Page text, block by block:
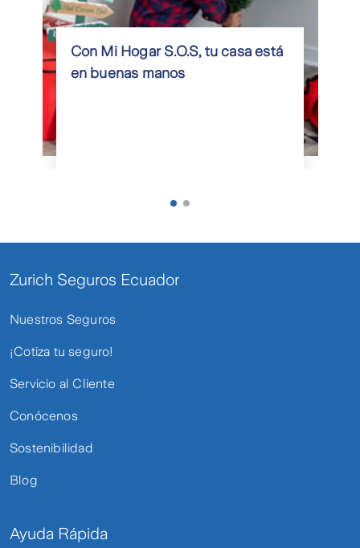
Con Mi Hogar S.O.S, tu casa está
en buenas manos
Zurich Seguros Ecuador
Nuestros Seguros
¡Cotiza tu seguro!
Servicio al Cliente
Conócenos
Sostenibilidad
Blog
Ayuda Rápida